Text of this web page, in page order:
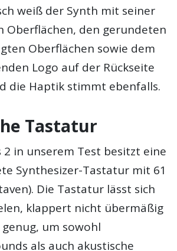
weiß der Synth mit seiner
Oberflächen, den gerundeten
Oberflächen sowie dem
Logo auf der Rückseite
die Haptik stimmt ebenfalls.
Tastatur
2 in unserem Test besitzt eine
Synthesizer-Tastatur mit 61
Die Tastatur lässt sich
klappert nicht übermäßig
um sowohl
als auch akustische